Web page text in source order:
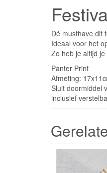
Dé musthave dit
Ideaal voor het
Zo heb je altijd
Panter Print
Afmeting:
Sluit doormiddel
inclusief